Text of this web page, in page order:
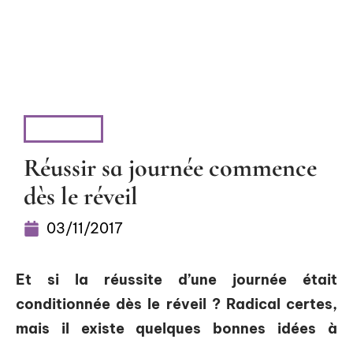
Réussir sa journée commence
dès le réveil
03/11/2017
Et si la réussite d’une journée était
conditionnée dès le réveil ? Radical certes,
mais il existe quelques bonnes idées à